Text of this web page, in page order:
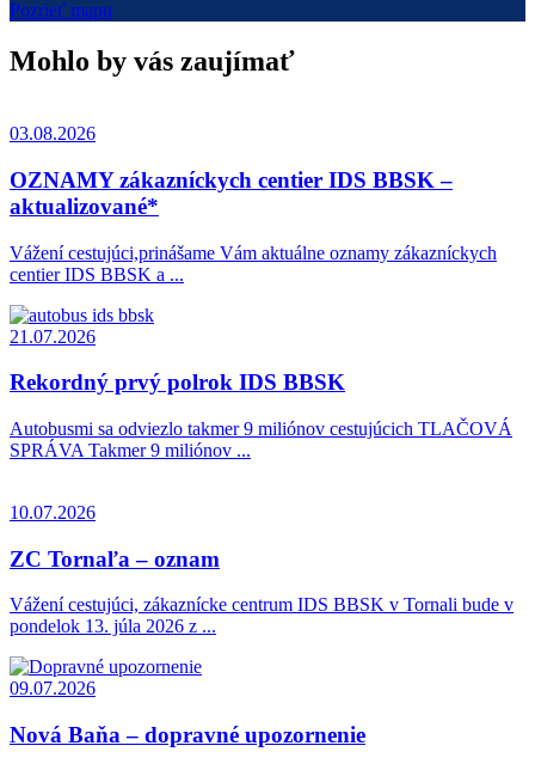
Pozrieť mapu
Mohlo by vás zaujímať
03.08.2026
OZNAMY zákazníckych centier IDS BBSK –
aktualizované*
Vážení cestujúci,prinášame Vám aktuálne oznamy zákazníckych
centier IDS BBSK a ...
21.07.2026
Rekordný prvý polrok IDS BBSK
Autobusmi sa odviezlo takmer 9 miliónov cestujúcich TLAČOVÁ
SPRÁVA Takmer 9 miliónov ...
10.07.2026
ZC Tornaľa – oznam
Vážení cestujúci, zákaznícke centrum IDS BBSK v Tornali bude v
pondelok 13. júla 2026 z ...
09.07.2026
Nová Baňa – dopravné upozornenie